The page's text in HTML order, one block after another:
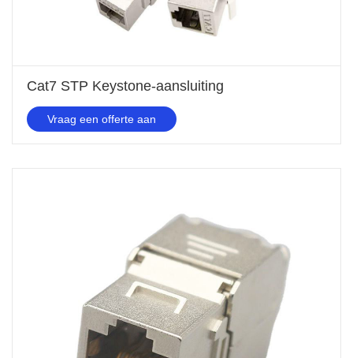
Cat7 STP Keystone-aansluiting
Vraag een offerte aan